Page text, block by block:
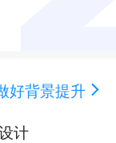
好背景提升
计